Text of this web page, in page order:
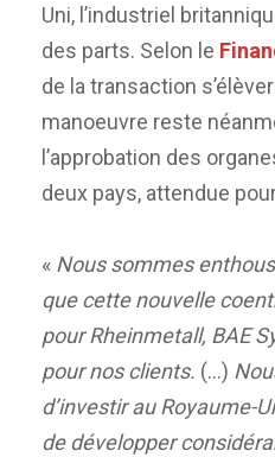
Uni, l’industriel
des parts. Selon le
de la transaction
manoeuvre reste
l’approbation des
deux pays, attendue
« Nous sommes
que cette nouvelle
pour Rheinmetall, BAE
pour nos clients. (…)
d’investir au Royaume-
de développer